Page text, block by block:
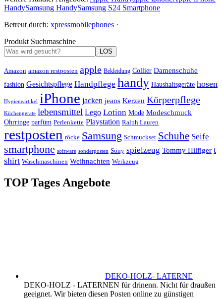
HandySamsung HandySamsung S24 Smartphone
Betreut durch: xpressmobilephones ·
Produkt Suchmaschine
LOS
Amazon amazon restposten apple Bekleidung Collier Damenschuhe
fashion Gesichtspflege Handpflege handy Haushaltsgeräte hosen
Hygieneartikel iPhone jacken jeans Kerzen Körperpflege
Küchengeräte lebensmittel Lego Lotion Mode Modeschmuck
Ohrringe parfüm Perlenkette Playstation Ralph Lauren
restposten röcke Samsung Schmuckset Schuhe Seife
smartphone software sonderposten Sony spielzeug Tommy Hilfiger t
shirt Waschmaschinen Weihnachten Werkzeug
TOP Tages Angebote
DEKO-HOLZ- LATERNE
DEKO-HOLZ - LATERNEN für drinenn. Nicht für draußen
geeignet. Wir bieten diesen Posten online zu günstigen